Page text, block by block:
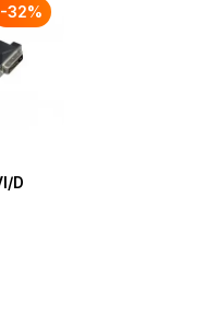
-32%
D